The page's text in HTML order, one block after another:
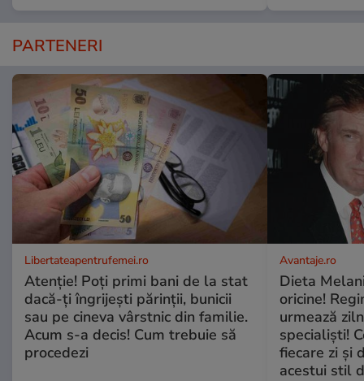
PARTENERI
Libertateapentrufemei.ro
Atenție! Poți primi bani de la stat
dacă-ți îngrijești părinții, bunicii
sau pe cineva vârstnic din familie.
Acum s-a decis! Cum trebuie să
procedezi
Avantaje.ro
Dieta
oricine!
urmează
specialiști!
fiecare zi și
acestui stil